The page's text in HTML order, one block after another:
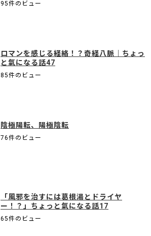
95件のビュー
ロマンを感じる経絡！？奇経八脈｜ちょっ
と氣になる話47
85件のビュー
陰極陽転、陽極陰転
76件のビュー
「風邪を治すには葛根湯とドライヤ
ー！？」ちょっと氣になる話17
65件のビュー